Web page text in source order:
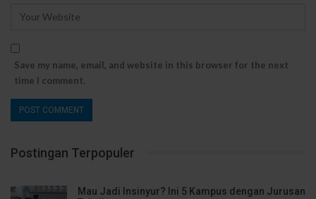
Save my name, email, and website in this browser for the next
time I comment.
Postingan Terpopuler
Mau Jadi Insinyur? Ini 5 Kampus dengan Jurusan